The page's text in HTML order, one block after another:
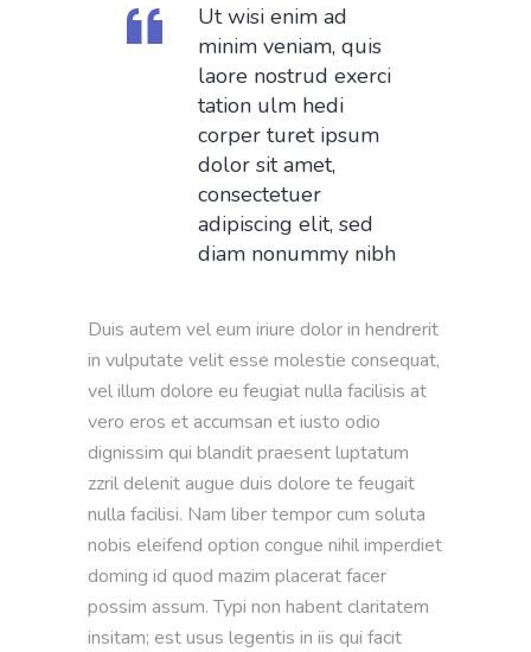
Ut wisi enim ad
minim veniam, quis
laore nostrud exerci
tation ulm hedi
corper turet ipsum
dolor sit amet,
consectetuer
adipiscing elit, sed
diam nonummy nibh
Duis autem vel eum iriure dolor in hendrerit
in vulputate velit esse molestie consequat,
vel illum dolore eu feugiat nulla facilisis at
vero eros et accumsan et iusto odio
dignissim qui blandit praesent luptatum
zzril delenit augue duis dolore te feugait
nulla facilisi. Nam liber tempor cum soluta
nobis eleifend option congue nihil imperdiet
doming id quod mazim placerat facer
possim assum. Typi non habent claritatem
insitam; est usus legentis in iis qui facit